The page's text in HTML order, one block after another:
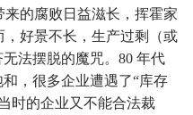
的腐败日益滋长，挥霍家
好景不长，生产过剩（或
法摆脱的魔咒。80 年代
，很多企业遭遇了“库存
时的企业又不能合法裁